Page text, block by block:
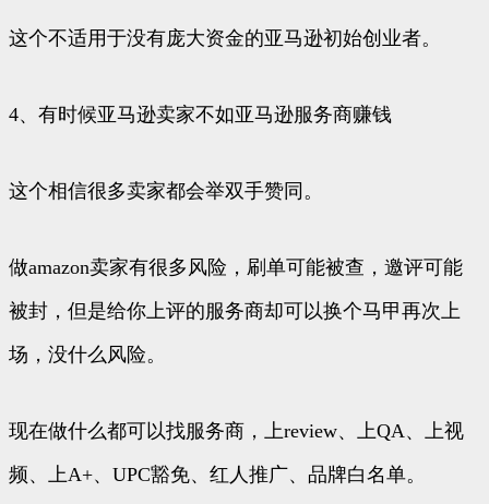
这个不适用于没有庞大资金的亚马逊初始创业者。
4、有时候亚马逊卖家不如亚马逊服务商赚钱
这个相信很多卖家都会举双手赞同。
做amazon卖家有很多风险，刷单可能被查，邀评可能
被封，但是给你上评的服务商却可以换个马甲再次上
场，没什么风险。
现在做什么都可以找服务商，上review、上QA、上视
频、上A+、UPC豁免、红人推广、品牌白名单。